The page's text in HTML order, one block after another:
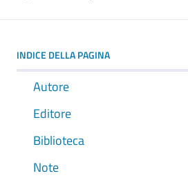
INDICE DELLA PAGINA
Autore
Editore
Biblioteca
Note